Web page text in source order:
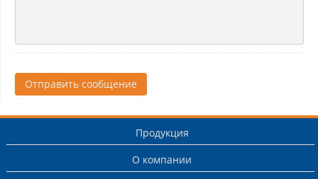
Отправить сообщение
Продукция
О компании